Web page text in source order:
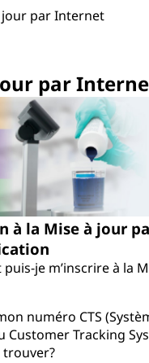
jour par Internet
par
à la Mise à jour
je m’inscrire à la
numéro CTS
Customer Tracking
trouver?